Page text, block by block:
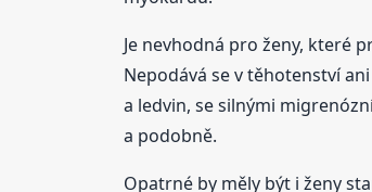
Je nevhodná pro ženy, které
Nepodává se v těhotenství
a ledvin, se silnými
a podobně.
Opatrné by měly být i ženy